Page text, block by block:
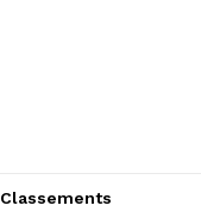
Classements